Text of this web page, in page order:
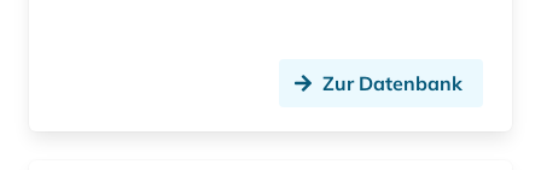
byzantinistik (1)
Zur Datenbank